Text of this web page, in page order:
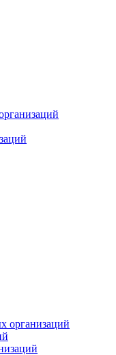
организаций